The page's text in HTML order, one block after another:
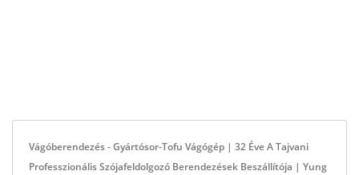
Vágóberendezés - Gyártósor-Tofu Vágógép | 32 Éve A Tajvani
Professzionális Szójafeldolgozó Berendezések Beszállítója | Yung